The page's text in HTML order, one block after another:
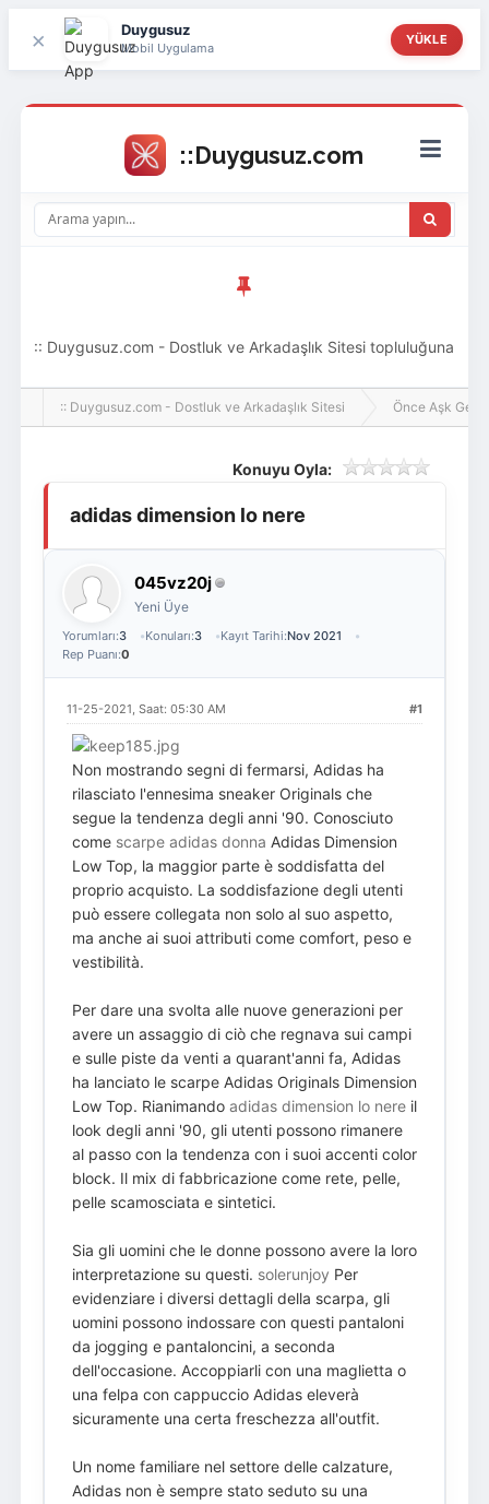
× Duygusuz
Mobil Uygulama
YÜKLE
Giriş Yap
:: Duygusuz.com - Dostluk ve Arkadaşlık Sitesi topluluğuna
hoş geldin ziyaretçi! Aramıza katılmak istersen kayıt
:: Duygusuz.com - Dostluk ve Arkadaşlık Sitesi Önce Aşk Gelir
Konuyu Oyla:
adidas dimension lo nere
045vz20j
Yeni Üye
Yorumları:3 Konuları:3 Kayıt Tarihi:Nov 2021
Rep Puanı:0
#1
11-25-2021, Saat: 05:30 AM
Non mostrando segni di fermarsi, Adidas ha
rilasciato l'ennesima sneaker Originals che
segue la tendenza degli anni '90. Conosciuto
come scarpe adidas donna Adidas Dimension
Low Top, la maggior parte è soddisfatta del
proprio acquisto. La soddisfazione degli utenti
può essere collegata non solo al suo aspetto,
ma anche ai suoi attributi come comfort, peso e
vestibilità.
Per dare una svolta alle nuove generazioni per
avere un assaggio di ciò che regnava sui campi
e sulle piste da venti a quarant'anni fa, Adidas
ha lanciato le scarpe Adidas Originals Dimension
Low Top. Rianimando adidas dimension lo nereil
look degli anni '90, gli utenti possono rimanere
al passo con la tendenza con i suoi accenti color
block. Il mix di fabbricazione come rete, pelle,
pelle scamosciata e sintetici.
Sia gli uomini che le donne possono avere la loro
interpretazione su questi. solerunjoy Per
evidenziare i diversi dettagli della scarpa, gli
uomini possono indossare con questi pantaloni
da jogging e pantaloncini, a seconda
dell'occasione. Accoppiarli con una maglietta o
una felpa con cappuccio Adidas eleverà
sicuramente una certa freschezza all'outfit.
Un nome familiare nel settore delle calzature,
Adidas non è sempre stato seduto su una